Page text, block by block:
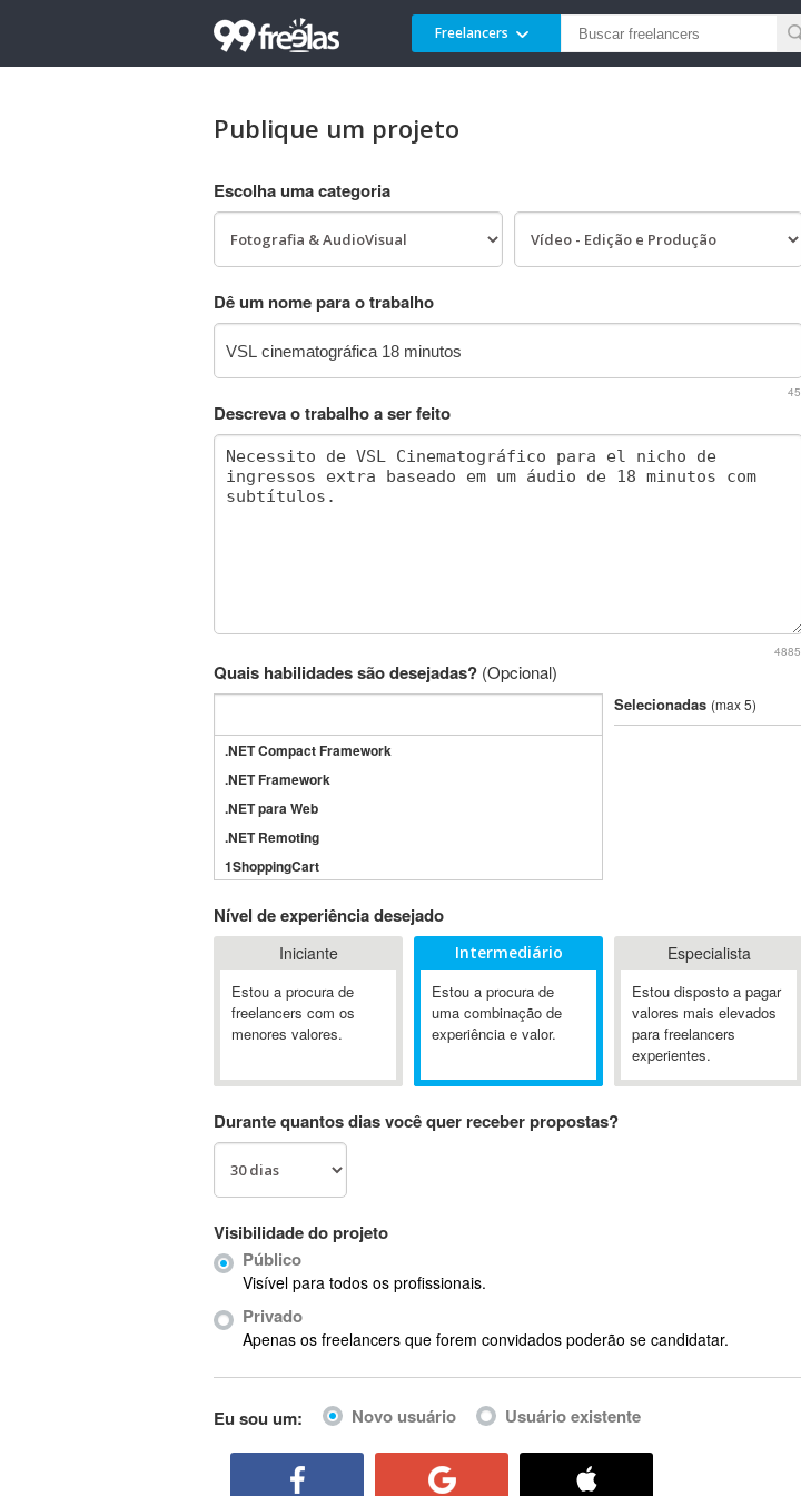
Freelancers
Publique um projeto
Escolha uma categoria
Dê um nome para o trabalho
45
Descreva o trabalho a ser feito
4885
Quais habilidades são desejadas? (Opcional)
.NET Compact Framework
.NET Framework
.NET para Web
.NET Remoting
1ShoppingCart
3GSM
4D Dimension
802.11
A&P
A-GPS
Ab Initio
ABIS
AbleCommerce
Ableton Live
Abstract Window Toolkit (AWT)
Selecionadas (max 5)
Nível de experiência desejado
Iniciante
Estou a procura de
freelancers com os
menores valores.
Intermediário
Estou a procura de
uma combinação de
experiência e valor.
Especialista
Estou disposto a pagar
valores mais elevados
para freelancers
experientes.
Durante quantos dias você quer receber propostas?
Visibilidade do projeto
Público
Visível para todos os profissionais.
Privado
Apenas os freelancers que forem convidados poderão se candidatar.
Eu sou um: Novo usuário Usuário existente